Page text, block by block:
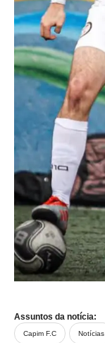
Assuntos da notícia:
Capim F.C Notícias